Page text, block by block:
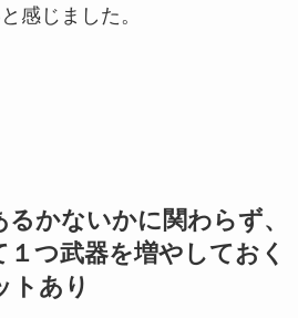
感じました。
かないかに関わらず、
つ武器を増やしておく
トあり